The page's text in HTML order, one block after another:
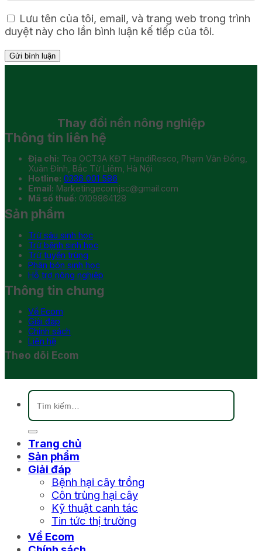
Lưu tên của tôi, email, và trang web trong trình
duyệt này cho lần bình luận kế tiếp của tôi.
Thay đổi nền nông nghiệp
Thông tin liên hệ
Địa chỉ: Tòa OCT3A KĐT HandiResco, Phạm Văn Đồng,
Xuân Đỉnh, Bắc Từ Liêm, Hà Nội
Hotline: 0336 001 586
Email: Marketingecomjsc@gmail.com
Mã số thuế: 0109864128
Sản phẩm
Trừ sâu sinh học
Trừ bệnh sinh học
Trừ tuyến trùng
Phân bón sinh học
Hỗ trợ nông nghiệp
Thông tin chung
Về Ecom
Giải đáp
Chính sách
Liên hệ
Theo dõi Ecom
Tìm
kiếm:
Trang chủ
Sản phẩm
Giải đáp
Bệnh hại cây trồng
Côn trùng hại cây
Kỹ thuật canh tác
Tin tức thị trường
Về Ecom